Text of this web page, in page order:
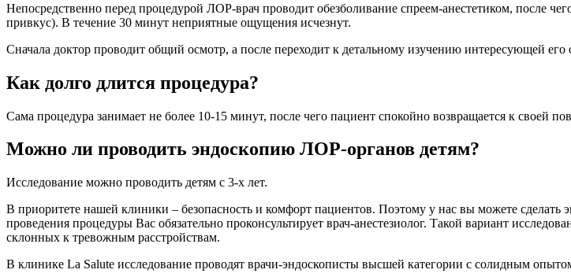
Непосредственно перед процедурой ЛОР-врач проводит обезболивание спреем-анестетиком, после
привкус). В течение 30 минут неприятные ощущения исчезнут.
Сначала доктор проводит общий осмотр, а после переходит к детальному изучению интересующей его
Как долго длится процедура?
Сама процедура занимает не более 10-15 минут, после чего пациент спокойно возвращается к своей
Можно ли проводить эндоскопию ЛОР-органов детям?
Исследование можно проводить детям с 3-х лет.
В приоритете нашей клиники – безопасность и комфорт пациентов. Поэтому у нас вы можете
проведения процедуры Вас обязательно проконсультирует врач-анестезиолог. Такой вариант
склонных к тревожным расстройствам.
В клинике La Salute исследование проводят врачи-эндоскописты высшей категории с солидным